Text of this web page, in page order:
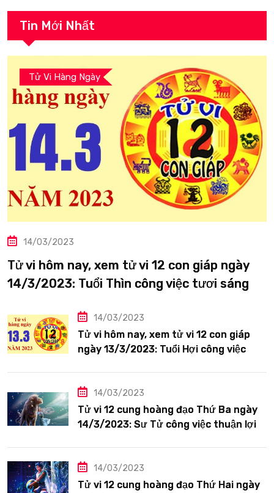
Tin Mới Nhất
Tử Vi Hàng Ngày
14/03/2023
Tử vi hôm nay, xem tử vi 12 con giáp ngày
14/3/2023: Tuổi Thìn công việc tươi sáng
14/03/2023
Tử vi hôm nay, xem tử vi 12 con giáp
ngày 13/3/2023: Tuổi Hợi công việc
14/03/2023
Tử vi 12 cung hoàng đạo Thứ Ba ngày
14/3/2023: Sư Tử công việc thuận lợi
14/03/2023
Tử vi 12 cung hoàng đạo Thứ Hai ngày